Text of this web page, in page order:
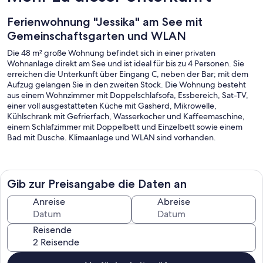
Ferienwohnung "Jessika" am See mit
Gemeinschaftsgarten und WLAN
Die 48 m² große Wohnung befindet sich in einer privaten
Wohnanlage direkt am See und ist ideal für bis zu 4 Personen. Sie
erreichen die Unterkunft über Eingang C, neben der Bar; mit dem
Aufzug gelangen Sie in den zweiten Stock. Die Wohnung besteht
aus einem Wohnzimmer mit Doppelschlafsofa, Essbereich, Sat-TV,
einer voll ausgestatteten Küche mit Gasherd, Mikrowelle,
Kühlschrank mit Gefrierfach, Wasserkocher und Kaffeemaschine,
einem Schlafzimmer mit Doppelbett und Einzelbett sowie einem
Bad mit Dusche. Klimaanlage und WLAN sind vorhanden.
Der Wohnkomplex bietet einen großen Gemeinschaftsgarten mit
Terrasse, ausgestattet mit einem großen Tisch und Stühlen, die Sie
für Mahlzeiten im Freien mit Seeblick nutzen können. Über den
Aufzug gelangen Sie direkt in den Garten, zum Strand und zu drei
gemeinschaftlichen Stegen am See. Draußen steht Ihnen eine
Dusche zur Verfügung – ideal nach einem Tag am Wasser – sowie
ein Kinderspielplatz.
Gib zur Preisangabe die Daten an
Anreise Abreise
Reisende